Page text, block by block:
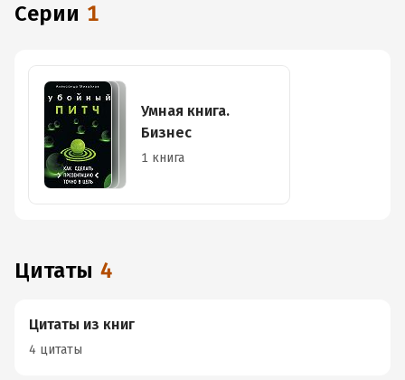
Серии 1
Умная книга.
Бизнес
1 книга
Цитаты 4
Цитаты из книг
4 цитаты